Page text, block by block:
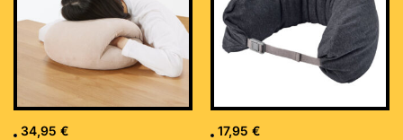
34,95 € 17,95 €